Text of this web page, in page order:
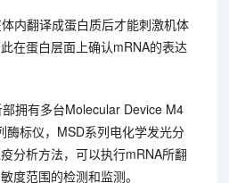
内翻译成蛋白质后才能刺激机体
在蛋白层面上确认mRNA的表达
拥有多台Molecular Device M4
酶标仪，MSD系列电化学发光分
分析方法，可以执行mRNA所翻
度范围的检测和监测。